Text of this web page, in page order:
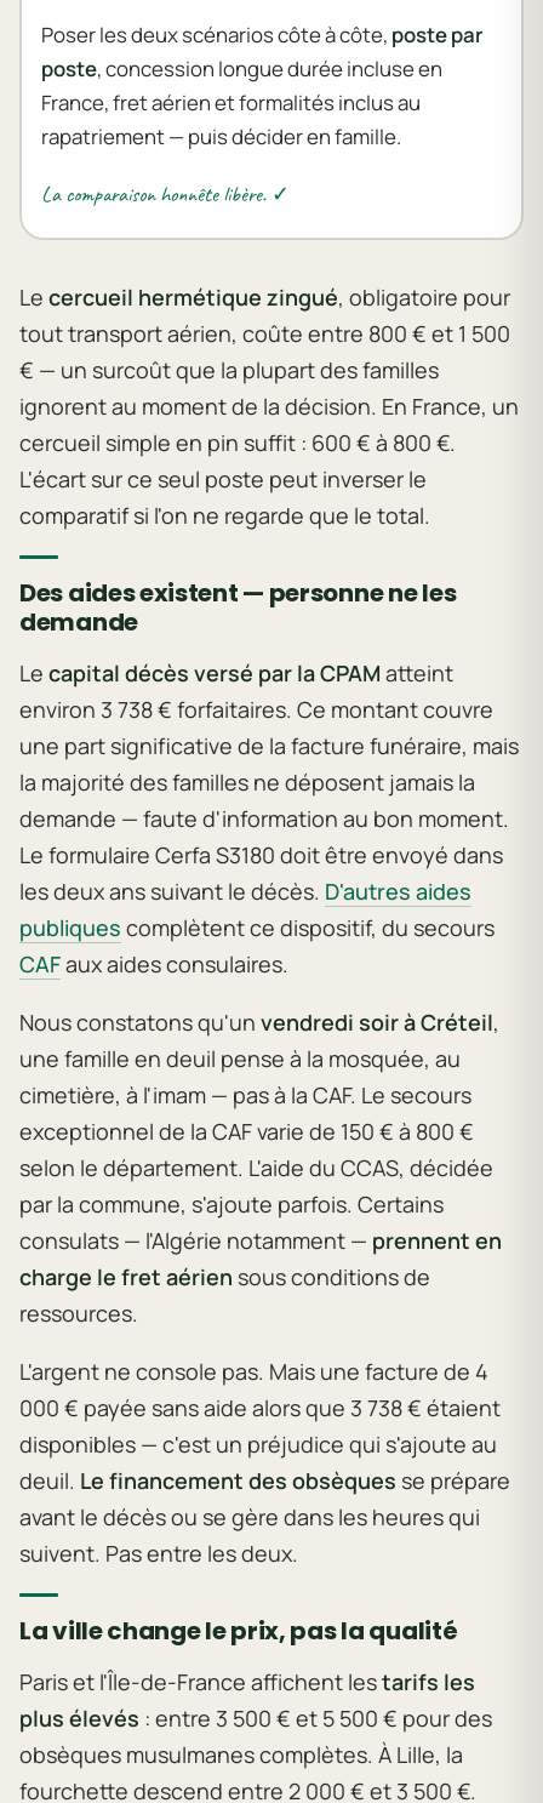
Poser les deux scénarios côte à côte, poste par
poste, concession longue durée incluse en
France, fret aérien et formalités inclus au
rapatriement — puis décider en famille.
La comparaison honnête libère. ✓
Le cercueil hermétique zingué, obligatoire pour
tout transport aérien, coûte entre 800 € et 1 500
€ — un surcoût que la plupart des familles
ignorent au moment de la décision. En France, un
cercueil simple en pin suffit : 600 € à 800 €.
L'écart sur ce seul poste peut inverser le
comparatif si l'on ne regarde que le total.
Des aides existent — personne ne les
demande
Le capital décès versé par la CPAM atteint
environ 3 738 € forfaitaires. Ce montant couvre
une part significative de la facture funéraire, mais
la majorité des familles ne déposent jamais la
demande — faute d'information au bon moment.
Le formulaire Cerfa S3180 doit être envoyé dans
les deux ans suivant le décès. D'autres aides
publiques complètent ce dispositif, du secours
CAFaux aides consulaires.
Nous constatons qu'un vendredi soir à Créteil,
une famille en deuil pense à la mosquée, au
cimetière, à l'imam — pas à la CAF. Le secours
exceptionnel de la CAF varie de 150 € à 800 €
selon le département. L'aide du CCAS, décidée
par la commune, s'ajoute parfois. Certains
consulats — l'Algérie notamment — prennent en
charge le fret aérien sous conditions de
ressources.
L'argent ne console pas. Mais une facture de 4
000 € payée sans aide alors que 3 738 € étaient
disponibles — c'est un préjudice qui s'ajoute au
deuil. Le financement des obsèques se prépare
avant le décès ou se gère dans les heures qui
suivent. Pas entre les deux.
La ville change le prix, pas la qualité
Paris et l'Île-de-France affichent lestarifs les
plus élevés : entre 3 500 € et 5 500 € pour des
obsèques musulmanes complètes. À Lille, la
fourchette descend entre 2 000 € et 3 500 €.